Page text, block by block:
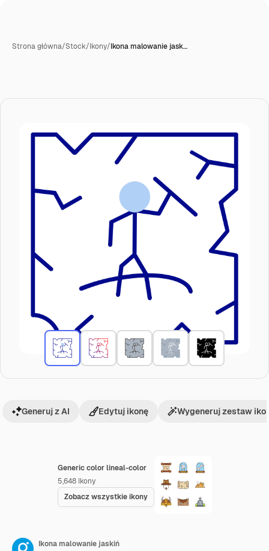
Strona główna/Stock/Ikony/Ikona malowanie jask…
Generic color lineal-color
5,648 Ikony
Zobacz wszystkie ikony
Generuj z AI Edytuj ikonę Wygeneruj zestaw
Ikona malowanie jaskiń